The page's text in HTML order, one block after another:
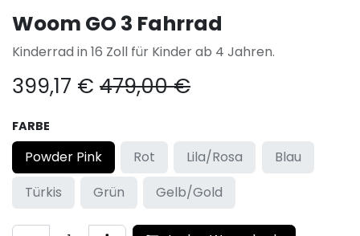
Woom GO 3 Fahrrad
Kinderrad in 16 Zoll für Kinder ab 4 Jahren.
399,17 € 479,00€
FARBE
Powder Pink Rot Lila/Rosa
Blau
Türkis
Grün Gelb/Gold